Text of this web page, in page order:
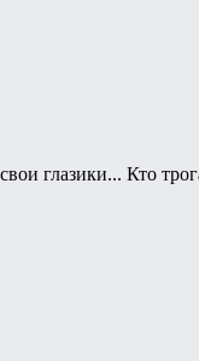
глазики... Кто